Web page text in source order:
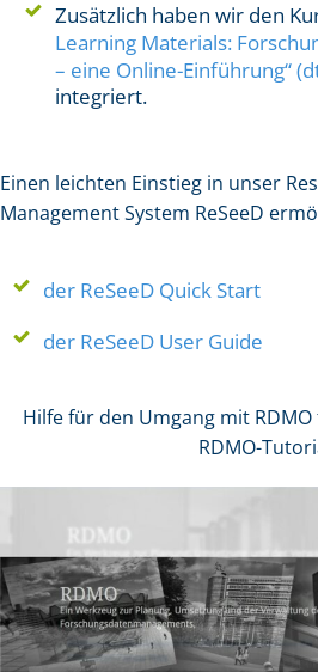
Zusätzlich haben wir den
Learning Materials:
– eine Online-Einführung“
integriert.
Einen leichten Einstieg in unser
Management System ReSeeD
der ReSeeD Quick Start
der ReSeeD User Guide
Hilfe für den Umgang mit
RDMO-